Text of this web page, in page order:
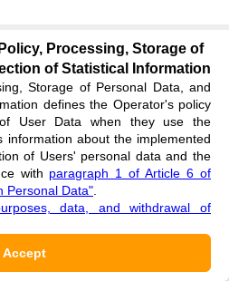
of the International Research Journal
ROUND
нарушения
диабетом 1 типа"
Processing, Storage of
of Statistical Information
Storage of Personal Data, and
defines the Operator's policy
User Data when they use the
information about the implemented
of Users' personal data and the
with paragraph 1 of Article 6 of
Personal Data"
data, and withdrawal of
Accept